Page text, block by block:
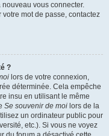
vous connecter.
mot de passe, contactez
?
lors de votre connexion,
déterminée. Cela empêche
insu en utilisant le même
Se souvenir de moi lors de la
un ordinateur public pour
etc.). Si vous ne voyez